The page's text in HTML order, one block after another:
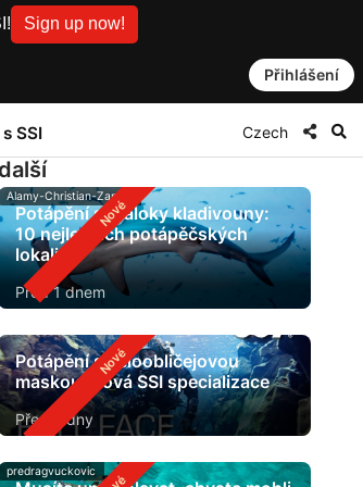
Sign up now!
Přihlášení
SSI Czech
další
Alamy-Christian-Zappel
Potápění s žraloky kladivouny:
10 nejlepších potápěčských
lokalit
Před 1 dnem
Potápění s celoobličejovou
maskou: nová SSI specializace
Před 2 dny
predragvuckovic